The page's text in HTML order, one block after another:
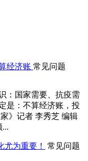
经济账 常见问题
：国家需要、抗疫需
是：不算经济账，投
》记者 李秀芝 编辑
...
尤为重要！
常见问题